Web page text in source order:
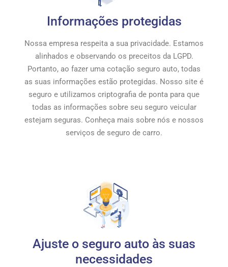
Informações protegidas
Nossa empresa respeita a sua privacidade. Estamos
alinhados e observando os preceitos da LGPD.
Portanto, ao fazer uma cotação seguro auto, todas
as suas informações estão protegidas. Nosso site é
seguro e utilizamos criptografia de ponta para que
todas as informações sobre seu seguro veicular
estejam seguras. Conheça mais sobre nós e nossos
serviços de seguro de carro.
Ajuste o seguro auto às suas
necessidades